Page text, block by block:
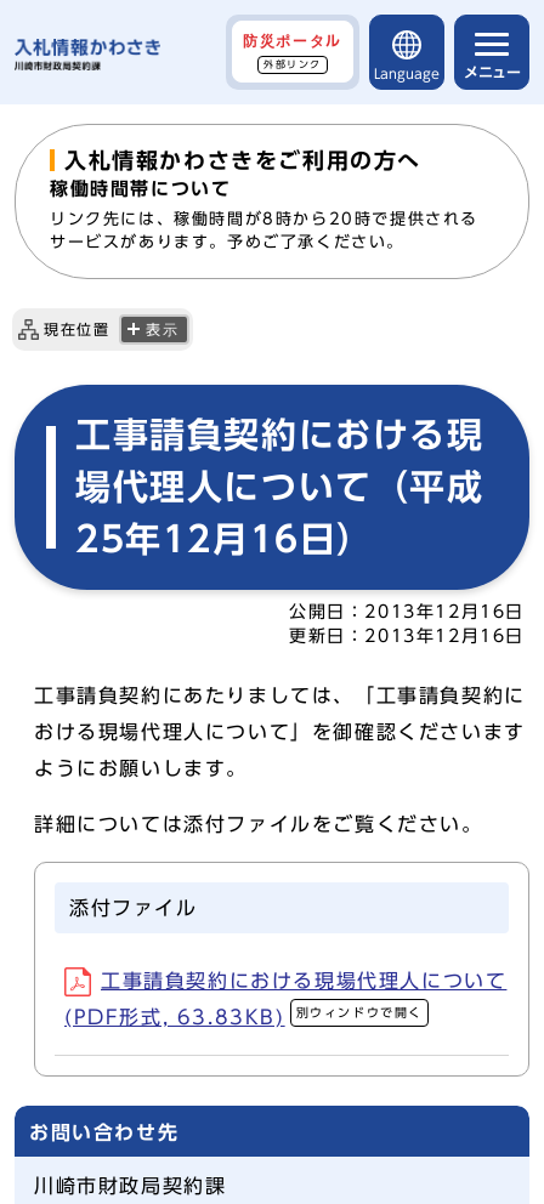
防災ポータル
外部リンク
Language メニュー
入札情報かわさきをご利用の方へ
稼働時間帯について
リンク先には、稼働時間が8時から20時で提供される
サービスがあります。予めご了承ください。
現在位置 表示
工事請負契約における現
場代理人について（平成
25年12月16日）
公開日： 2013年12月16日
更新日： 2013年12月16日
工事請負契約にあたりましては、「工事請負契約に
おける現場代理人について」を御確認くださいます
ようにお願いします。
詳細については添付ファイルをご覧ください。
添付ファイル
工事請負契約における現場代理人について
(PDF形式, 63.83KB)
別ウィンドウで開く
お問い合わせ先
川崎市財政局契約課